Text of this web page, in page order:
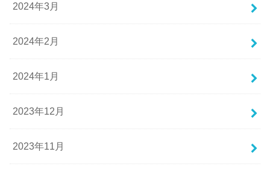
2024年3月
2024年2月
2024年1月
2023年12月
2023年11月